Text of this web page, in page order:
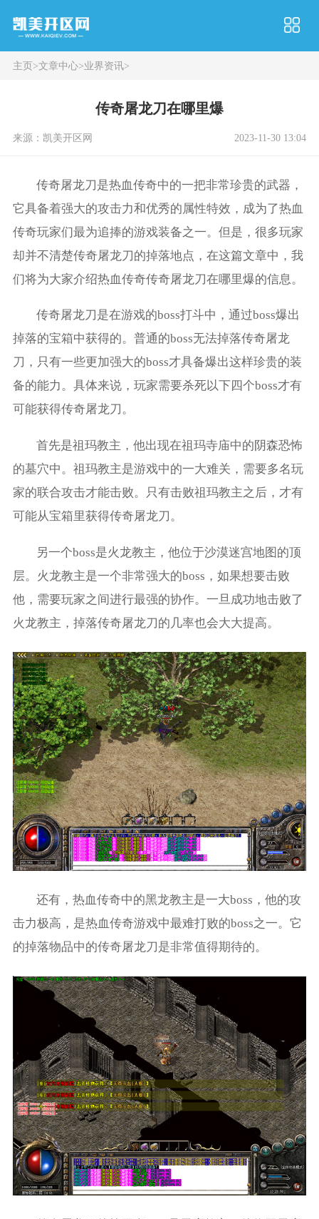
主页>文章中心>业界资讯>
传奇屠龙刀在哪里爆
来源：凯美开区网 2023-11-30 13:04
传奇屠龙刀是热血传奇中的一把非常珍贵的武器，
它具备着强大的攻击力和优秀的属性特效，成为了热血
传奇玩家们最为追捧的游戏装备之一。但是，很多玩家
却并不清楚传奇屠龙刀的掉落地点，在这篇文章中，我
们将为大家介绍热血传奇传奇屠龙刀在哪里爆的信息。
传奇屠龙刀是在游戏的boss打斗中，通过boss爆出
掉落的宝箱中获得的。普通的boss无法掉落传奇屠龙
刀，只有一些更加强大的boss才具备爆出这样珍贵的装
备的能力。具体来说，玩家需要杀死以下四个boss才有
可能获得传奇屠龙刀。
首先是祖玛教主，他出现在祖玛寺庙中的阴森恐怖
的墓穴中。祖玛教主是游戏中的一大难关，需要多名玩
家的联合攻击才能击败。只有击败祖玛教主之后，才有
可能从宝箱里获得传奇屠龙刀。
另一个boss是火龙教主，他位于沙漠迷宫地图的顶
层。火龙教主是一个非常强大的boss，如果想要击败
他，需要玩家之间进行最强的协作。一旦成功地击败了
火龙教主，掉落传奇屠龙刀的几率也会大大提高。
还有，热血传奇中的黑龙教主是一大boss，他的攻
击力极高，是热血传奇游戏中最难打败的boss之一。它
的掉落物品中的传奇屠龙刀是非常值得期待的。